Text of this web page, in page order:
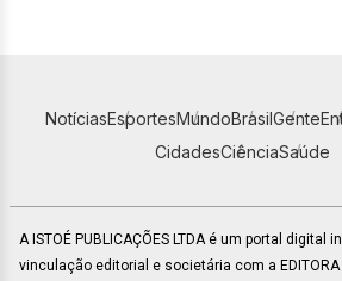
NotíciasEsportesMundoBrasilGente
CidadesCiênciaSaúde
A ISTOÉ PUBLICAÇÕES LTDA é um portal digital
vinculação editorial e societária com a EDITORA